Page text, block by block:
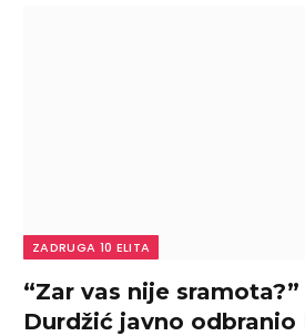
ZADRUGA 10 ELITA
“Zar vas nije
Durdžić javno odbranio